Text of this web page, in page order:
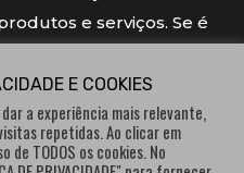
e serviços. Se é
do “Produto do
atribuído por
E COOKIES
a experiência mais relevante,
repetidas. Ao clicar em
de TODOS os cookies. No